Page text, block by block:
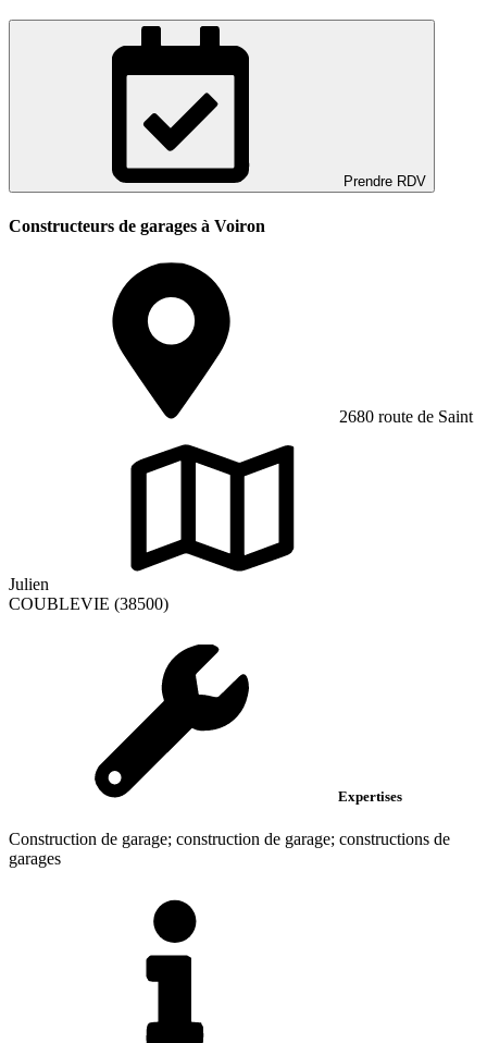
Prendre RDV
Constructeurs de garages à Voiron
2680 route de Saint
Julien
COUBLEVIE (38500)
Expertises
Construction de garage; construction de garage; constructions de
garages